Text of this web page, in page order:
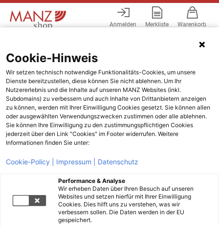
Anmelden Merkliste Warenkorb
Cookie-Hinweis
Wir setzen technisch notwendige Funktionalitäts-Cookies, um unsere
Dienste bereitzustellen, diese können Sie nicht ablehnen. Um Ihr
Nutzererlebnis und die Inhalte auf unseren MANZ Websites (inkl.
Subdomains) zu verbessern und auch Inhalte von Drittanbietern anzeigen
zu können, werden mit Ihrer Einwilligung Cookies gesetzt. Sie können allen
oder ausgewählten Verwendungszwecken zustimmen oder alle ablehnen.
Sie können Ihre Einwilligung zu den zustimmungspflichtigen Cookies
jederzeit über den Link "Cookies" im Footer widerrufen. Weitere
Informationen finden Sie unter:
Cookie-Policy | Impressum | Datenschutz
Performance & Analyse
Wir erheben Daten über Ihren Besuch auf unseren
Websites und setzen hierfür mit Ihrer Einwilligung
Cookies. Dies hilft uns zu verstehen, was wir
verbessern sollen. Die Daten werden in der EU
gespeichert.